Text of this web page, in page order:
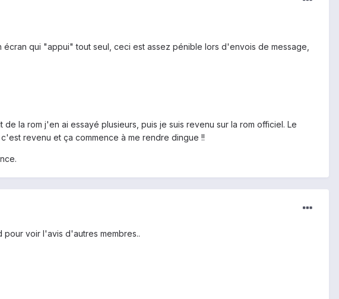
qui "appui" tout seul, ceci est assez pénible lors d'envois de message,
la rom j'en ai essayé plusieurs, puis je suis revenu sur la rom officiel. Le
revenu et ça commence à me rendre dingue !!
pour voir l'avis d'autres membres..